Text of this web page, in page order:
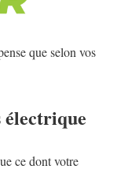
que selon vos
ce dont votre